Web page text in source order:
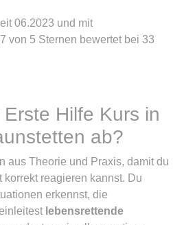
06.2023 und mit
von 5 Sternen bewertet bei 33
Hilfe Kurs in
ab?
aus Theorie und Praxis, damit du
korrekt reagieren kannst. Du
erkennst, die
lebensrettende